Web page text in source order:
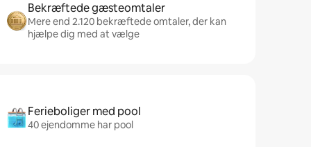
Bekræftede gæsteomtaler
Mere end 2.120 bekræftede omtaler, der kan
hjælpe dig med at vælge
Ferieboliger med pool
40 ejendomme har pool